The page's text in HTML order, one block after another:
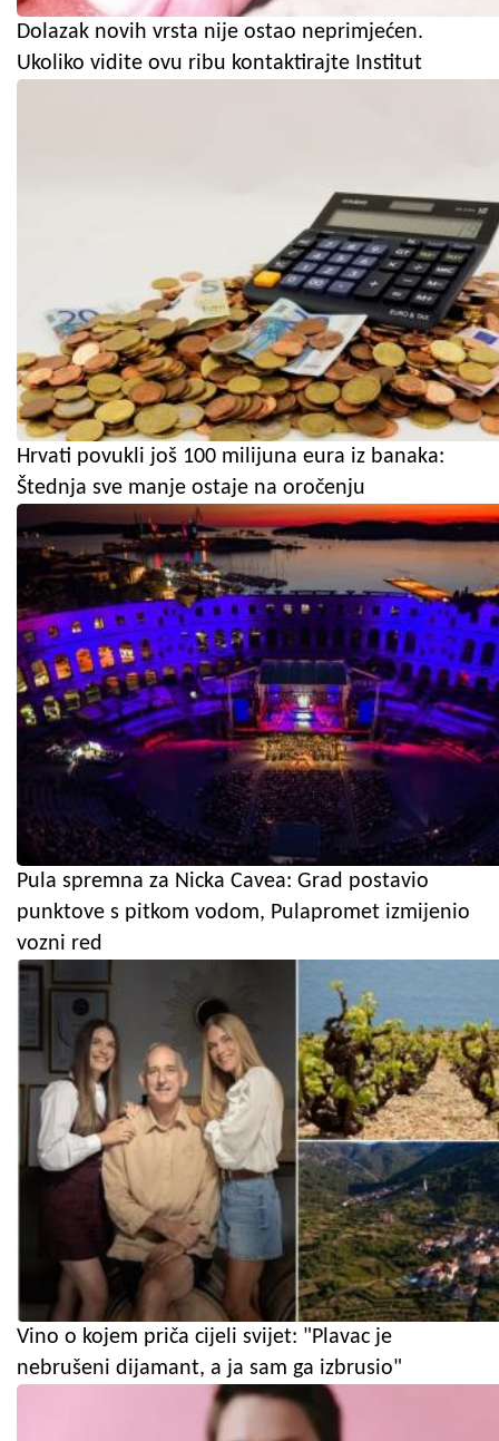
Dolazak novih vrsta nije ostao neprimjećen.
Ukoliko vidite ovu ribu kontaktirajte Institut
Hrvati povukli još 100 milijuna eura iz banaka:
Štednja sve manje ostaje na oročenju
Pula spremna za Nicka Cavea: Grad postavio
punktove s pitkom vodom, Pulapromet izmijenio
vozni red
Vino o kojem priča cijeli svijet: "Plavac je
nebrušeni dijamant, a ja sam ga izbrusio"